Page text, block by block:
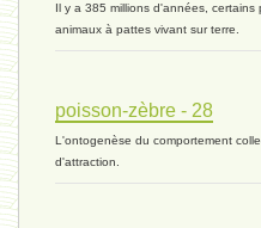
évolution 06 - 9 novembre
Il y a 385 millions d'années,
animaux à pattes vivant sur terre.
poisson-zèbre - 28
L'ontogenèse du comportement
d'attraction.